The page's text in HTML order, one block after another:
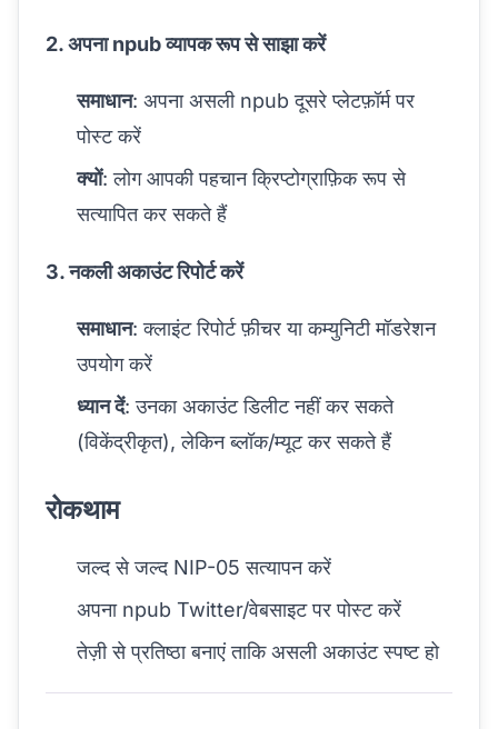
2. अपना npub व्यापक रूप से साझा करें
समाधान: अपना असली npub दूसरे प्लेटफ़ॉर्म पर
पोस्ट करें
क्यों: लोग आपकी पहचान क्रिप्टोग्राफ़िक रूप से
सत्यापित कर सकते हैं
3. नकली अकाउंट रिपोर्ट करें
समाधान: क्लाइंट रिपोर्ट फ़ीचर या कम्युनिटी मॉडरेशन
उपयोग करें
ध्यान दें: उनका अकाउंट डिलीट नहीं कर सकते
(विकेंद्रीकृत), लेकिन ब्लॉक/म्यूट कर सकते हैं
रोकथाम
जल्द से जल्द NIP-05 सत्यापन करें
अपना npub Twitter/वेबसाइट पर पोस्ट करें
तेज़ी से प्रतिष्ठा बनाएं ताकि असली अकाउंट स्पष्ट हो